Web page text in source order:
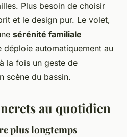
Plus besoin de choisir
et le design pur. Le volet,
sérénité familiale
automatiquement au
la fois un geste de
scène du bassin.
au quotidien
plus longtemps